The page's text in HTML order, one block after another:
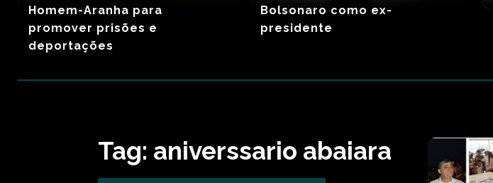
Homem-Aranha para
promover prisões e
deportações
Bolsonaro como ex-
presidente
Tag: aniverssario abaiara